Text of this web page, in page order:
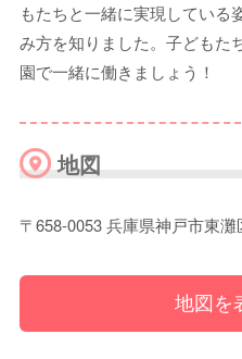
もたちと一緒に実現している
み方を知りました。子どもた
園で一緒に働きましょう！
地図
〒658-0053 兵庫県神戸市東
地図を